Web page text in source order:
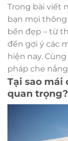
Trong bài viết
bạn mọi
bền đẹp – từ
đến gợi ý các
hiện nay.
pháp che
Tại sao mái
quan trọng?